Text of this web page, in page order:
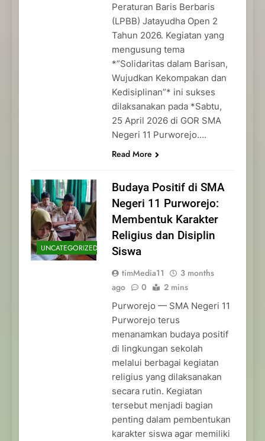
Peraturan Baris Berbaris
(LPBB) Jatayudha Open 2
Tahun 2026. Kegiatan yang
mengusung tema
*”Solidaritas dalam Barisan,
Wujudkan Kekompakan dan
Kedisiplinan”* ini sukses
dilaksanakan pada *Sabtu,
25 April 2026 di GOR SMA
Negeri 11 Purworejo….
Read More
UNCATEGORIZED
Budaya Positif di SMA
Negeri 11 Purworejo:
Membentuk Karakter
Religius dan Disiplin
Siswa
timMedia11
3 months
ago
0 2 mins
Purworejo — SMA Negeri 11
Purworejo terus
menanamkan budaya positif
di lingkungan sekolah
melalui berbagai kegiatan
religius yang dilaksanakan
secara rutin. Kegiatan
tersebut menjadi bagian
penting dalam pembentukan
karakter siswa agar memiliki